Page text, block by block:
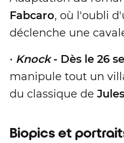
Fabcaro, où l'oubli
déclenche une
• Knock- Dès le 26
manipule tout un
du classique de
Biopics et